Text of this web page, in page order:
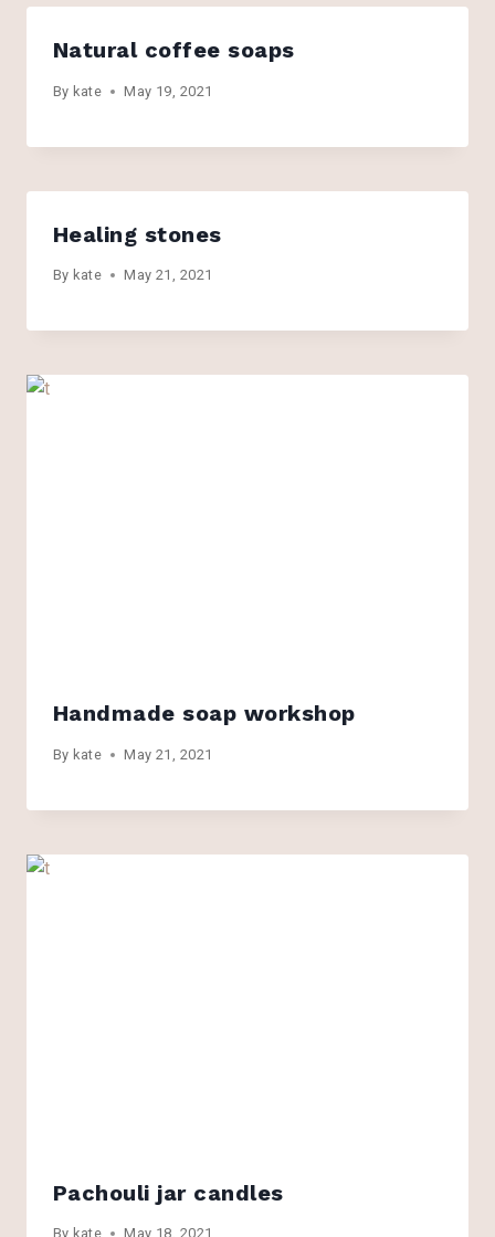
Natural coffee soaps
By kate May 19, 2021
Healing stones
By kate May 21, 2021
Handmade soap workshop
By kate May 21, 2021
Pachouli jar candles
By kate May 18, 2021